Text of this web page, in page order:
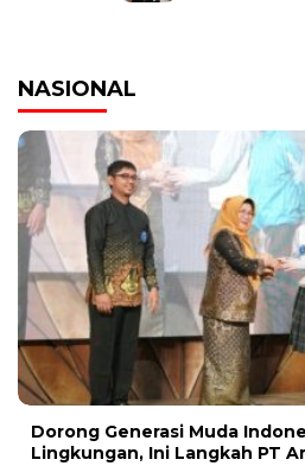
NASIONAL
Dorong Generasi Muda
Lingkungan, Ini Langkah PT